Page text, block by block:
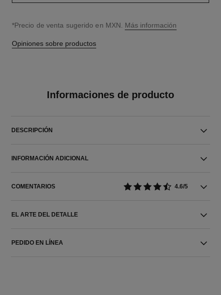
↩
*Precio de venta sugerido en MXN. Más información
Opiniones sobre productos
Informaciones de producto
DESCRIPCIÓN
INFORMACIÓN ADICIONAL
COMENTARIOS 4.6/5
EL ARTE DEL DETALLE
PEDIDO EN LÍNEA